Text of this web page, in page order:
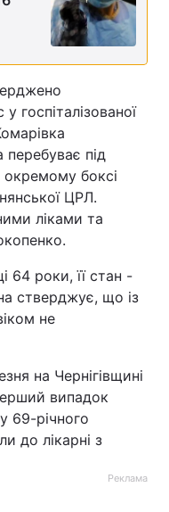
госпіталізованої
під
окремому боксі
ЦРЛ.
ліками та
64 роки, її стан -
стверджує, що із
не
на Чернігівщині
випадок
69-річного
до лікарні з
Реклама